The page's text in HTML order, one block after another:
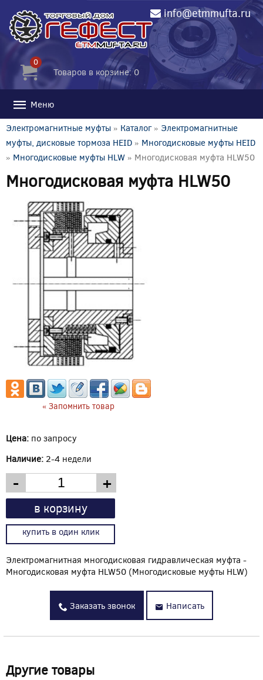
info@etmmufta.ru
0
Товаров в корзине: 0
Меню
Электромагнитные муфты » Каталог» Электромагнитные
муфты, дисковые тормоза HEID » Многодисковые муфты HEID
» Многодисковые муфты HLW » Многодисковая муфта HLW50
Многодисковая муфта HLW50
« Запомнить товар
Цена: по запросу
Наличие: 2-4 недели
- +
в корзину
купить в один клик
Электромагнитная многодисковая гидравлическая муфта -
Многодисковая муфта HLW50 (Многодисковые муфты HLW)
Заказать звонок Написать
Другие товары